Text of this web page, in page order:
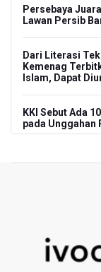
Persebaya
Lawan Persib
Dari Literasi
Kemenag
Islam, Dapat
KKI Sebut Ada
pada Unggahan
995 Senjata
Pinang, Jakarta